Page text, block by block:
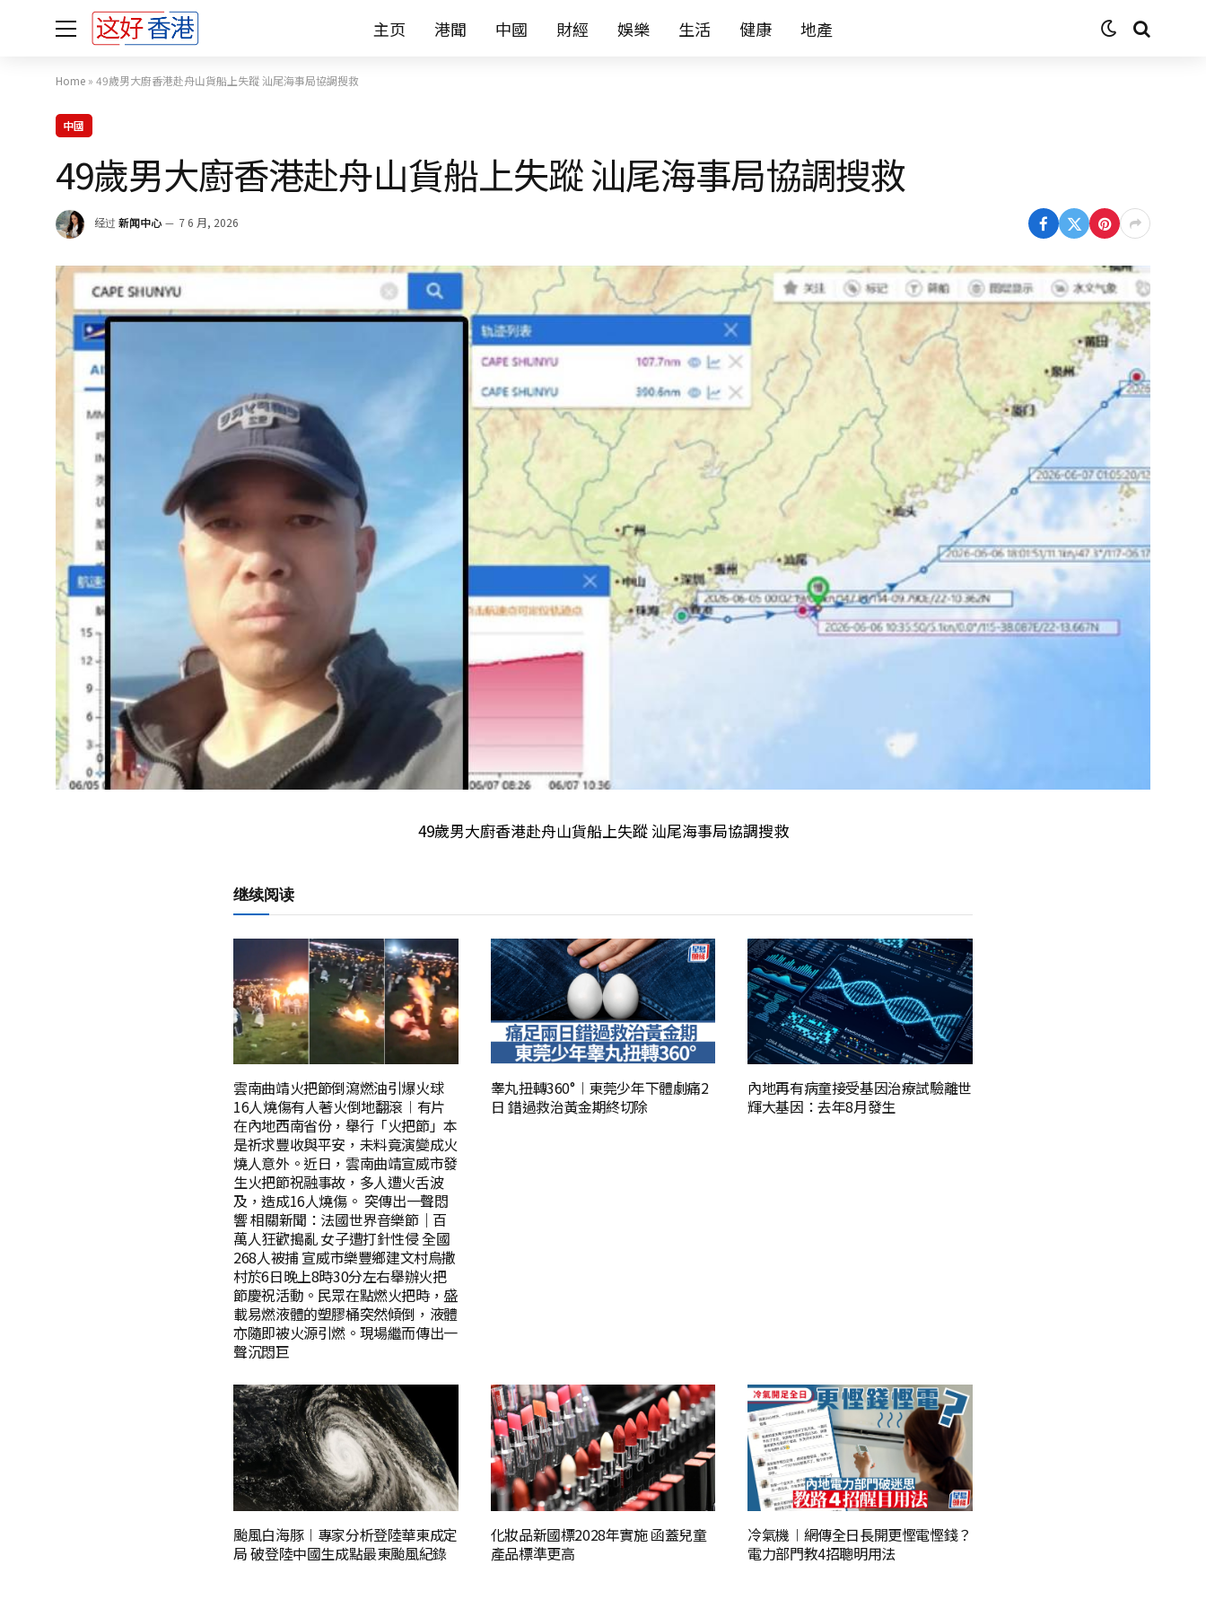
主页 港聞 中國 財經 娛樂 生活 健康 地產
Home » 49歲男大廚香港赴舟山貨船上失蹤 汕尾海事局協調搜救
中國
49歲男大廚香港赴舟山貨船上失蹤 汕尾海事局協調搜救
经过 新闻中心 7 6 月, 2026
49歲男大廚香港赴舟山貨船上失蹤 汕尾海事局協調搜救
继续阅读
雲南曲靖火把節倒瀉燃油引爆火球
16人燒傷有人著火倒地翻滾︱有片
在內地西南省份，舉行「火把節」本
是祈求豐收與平安，未料竟演變成火
燒人意外。近日，雲南曲靖宣威市發
生火把節祝融事故，多人遭火舌波
及，造成16人燒傷。 突傳出一聲悶
響 相關新聞：法國世界音樂節｜百
萬人狂歡搗亂 女子遭打針性侵 全國
268人被捕 宣威市樂豐鄉建文村烏撒
村於6日晚上8時30分左右舉辦火把
節慶祝活動。民眾在點燃火把時，盛
載易燃液體的塑膠桶突然傾倒，液體
亦隨即被火源引燃。現場繼而傳出一
聲沉悶巨
睾丸扭轉360°︱東莞少年下體劇痛2
日 錯過救治黃金期終切除
內地再有病童接受基因治療試驗離世
輝大基因：去年8月發生
颱風白海豚︱專家分析登陸華東成定
局 破登陸中國生成點最東颱風紀錄
化妝品新國標2028年實施 函蓋兒童
產品標準更高
冷氣機︱網傳全日長開更慳電慳錢？
電力部門教4招聰明用法